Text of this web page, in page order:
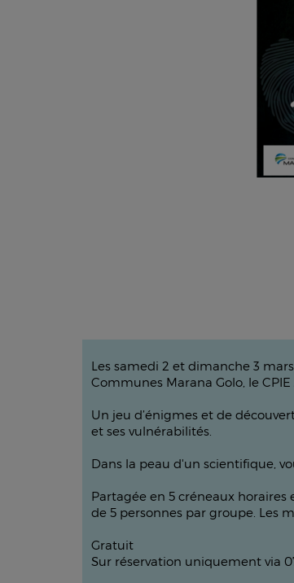
Les samedi 2 et dimanche 3
Communes Marana Golo, le
Un jeu d’énigmes et de
et ses vulnérabilités.
Dans la peau d'un scientifique,
Partagée en 5 créneaux
de 5 personnes par groupe. Les
Gratuit
Sur réservation uniquement via